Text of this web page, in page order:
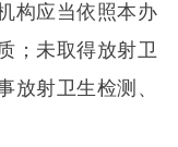
构应当依照本办
；未取得放射卫
放射卫生检测、